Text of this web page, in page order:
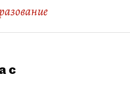
с